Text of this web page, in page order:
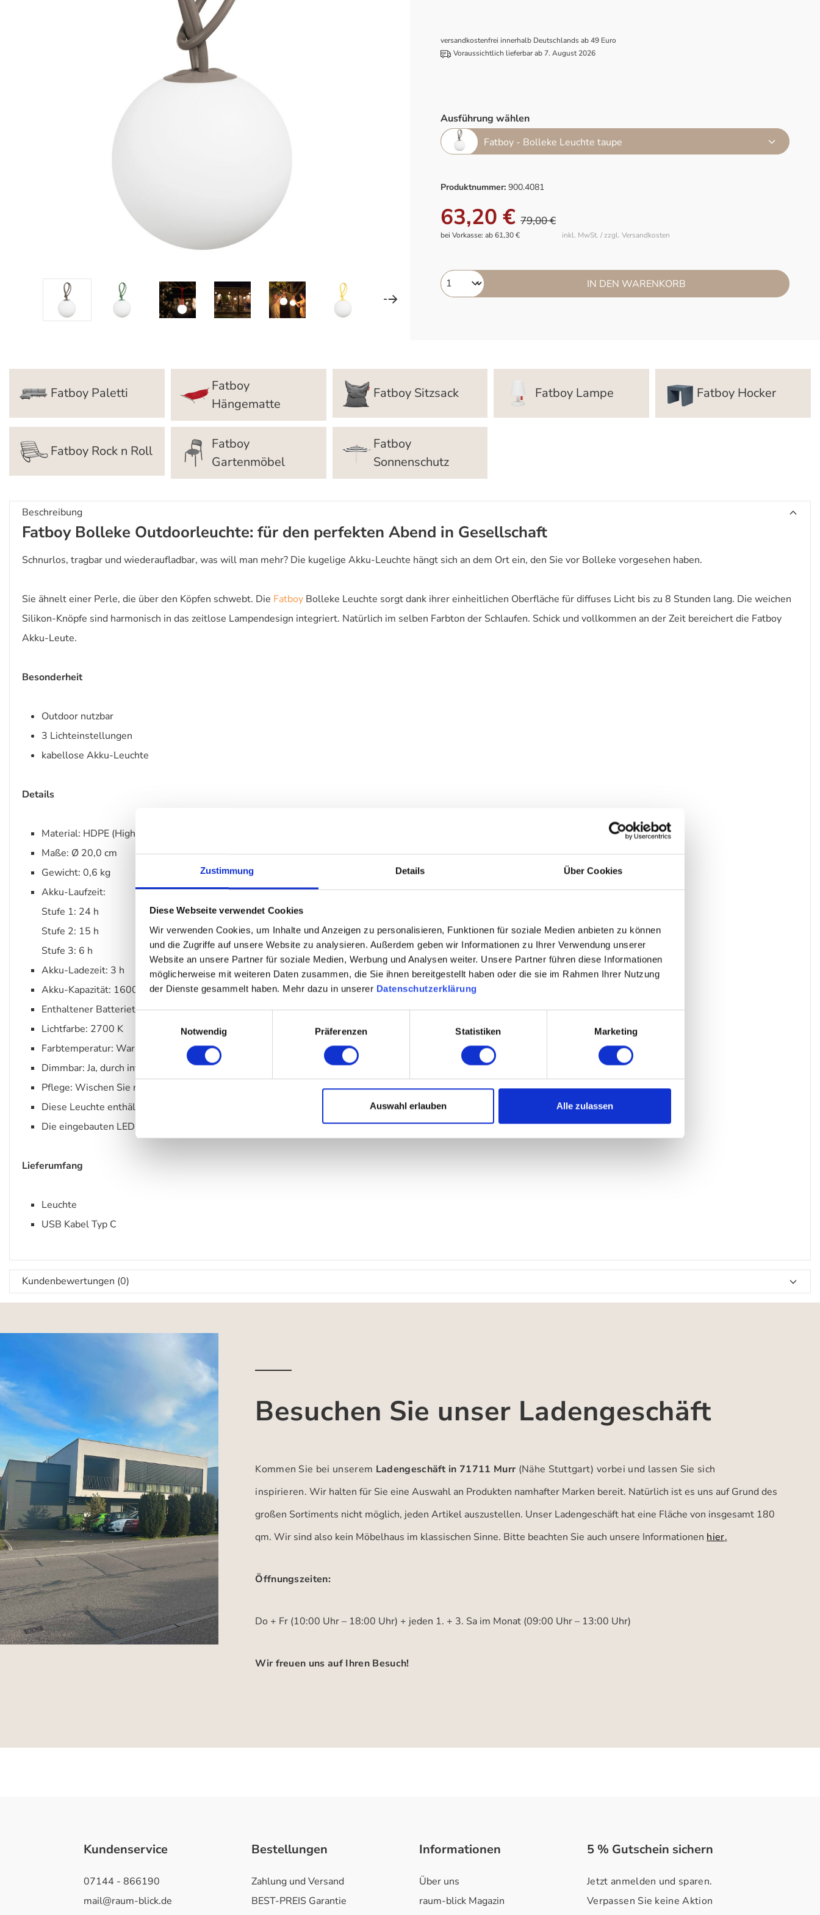
Zustimmung Details Über Cookies
Diese Webseite verwendet Cookies
Wir verwenden Cookies, um Inhalte und Anzeigen zu personalisieren, Funktionen für soziale Medien anbieten zu können
und die Zugriffe auf unsere Website zu analysieren. Außerdem geben wir Informationen zu Ihrer Verwendung unserer
Website an unsere Partner für soziale Medien, Werbung und Analysen weiter. Unsere Partner führen diese Informationen
möglicherweise mit weiteren Daten zusammen, die Sie ihnen bereitgestellt haben oder die sie im Rahmen Ihrer Nutzung
der Dienste gesammelt haben. Mehr dazu in unserer Datenschutzerklärung
Notwendig
Präferenzen Statistiken Marketing
Auswahl erlauben Alle zulassen
versandkostenfrei innerhalb Deutschlands ab 49 Euro
Voraussichtlich lieferbar ab 7. August 2026
Ausführung wählen
Fatboy - Bolleke Leuchte taupe
Produktnummer: 900.4081
63,20 € 79,00 €
inkl. MwSt. / zzgl. Versandkosten
bei Vorkasse: ab 61,30 €
IN DEN WARENKORB
Fatboy Paletti
Fatboy
Hängematte
Fatboy Sitzsack Fatboy Lampe Fatboy Hocker
Fatboy Rock n Roll
Fatboy
Gartenmöbel
Fatboy
Sonnenschutz
Beschreibung
Fatboy Bolleke Outdoorleuchte: für den perfekten Abend in Gesellschaft
Schnurlos, tragbar und wiederaufladbar, was will man mehr? Die kugelige Akku-Leuchte hängt sich an dem Ort ein, den Sie vor Bolleke vorgesehen haben.
Sie ähnelt einer Perle, die über den Köpfen schwebt. Die Fatboy Bolleke Leuchte sorgt dank ihrer einheitlichen Oberfläche für diffuses Licht bis zu 8 Stunden lang. Die weichen
Silikon-Knöpfe sind harmonisch in das zeitlose Lampendesign integriert. Natürlich im selben Farbton der Schlaufen. Schick und vollkommen an der Zeit bereichert die Fatboy
Akku-Leute.
Besonderheit
Outdoor nutzbar
3 Lichteinstellungen
kabellose Akku-Leuchte
Details
Material: HDPE (High Density Polyethylen)
Maße: Ø 20,0 cm
Gewicht: 0,6 kg
Akku-Laufzeit:
Stufe 1: 24 h
Stufe 2: 15 h
Stufe 3: 6 h
Akku-Ladezeit: 3 h
Akku-Kapazität: 1600 mAh
Enthaltener Batterietyp: Lithium-Akku 3.7 V
Lichtfarbe: 2700 K
Farbtemperatur: Warmweiss
Dimmbar: Ja, durch integrierten Dimmer
Pflege: Wischen Sie mit einem feuchten Tuch oder Wasser
Diese Leuchte enthält eingebaute LED-Lampen der Klasse A
Die eingebauten LED-Lampen können in der Leuchte nicht ausgetauscht werden.
Lieferumfang
Leuchte
USB Kabel Typ C
Kundenbewertungen (0)
Besuchen Sie unser Ladengeschäft
Kommen Sie bei unserem Ladengeschäft in 71711 Murr (Nähe Stuttgart) vorbei und lassen Sie sich
inspirieren.Wir halten für Sie eine Auswahl an Produkten namhafter Marken bereit. Natürlich ist es uns auf Grund des
großen Sortiments nicht möglich, jeden Artikel auszustellen. Unser Ladengeschäft hat eine Fläche von insgesamt 180
qm. Wir sind also kein Möbelhaus im klassischen Sinne. Bitte beachten Sie auch unsere Informationen hier.
Öffnungszeiten:
Do + Fr (10:00 Uhr – 18:00 Uhr) + jeden 1. + 3. Sa im Monat (09:00 Uhr – 13:00 Uhr)
Wir freuen uns auf Ihren Besuch!
Kundenservice
07144 - 866190
mail@raum-blick.de
Bestellungen
Zahlung und Versand
BEST-PREIS Garantie
Informationen
Über uns
raum-blick Magazin
5 % Gutschein sichern
Jetzt anmelden und sparen.
Verpassen Sie keine Aktion